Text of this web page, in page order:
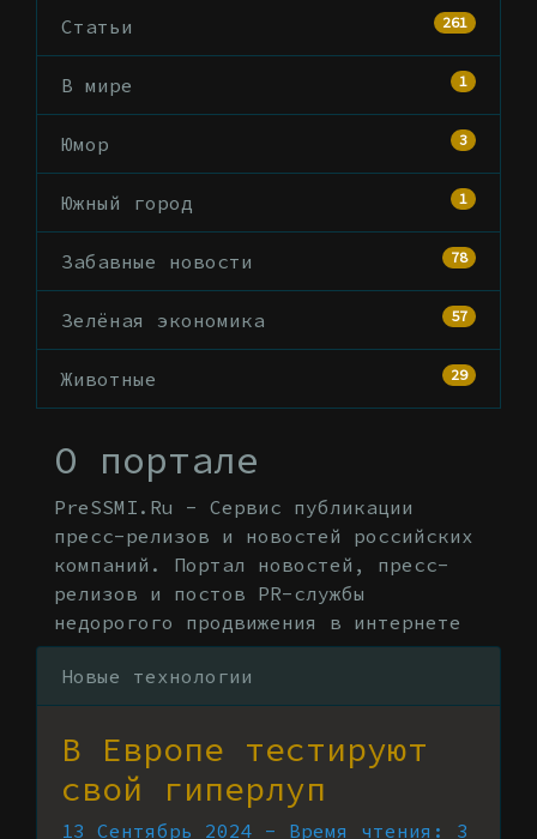
Статьи 261
В мире 1
Юмор 3
Южный город 1
Забавные новости 78
Зелёная экономика 57
Животные 29
О портале
PreSSMI.Ru - Сервис публикации
пресс-релизов и новостей российских
компаний. Портал новостей, пресс-
релизов и постов PR-службы
недорогого продвижения в интернете
Новые технологии
В Европе тестируют
свой гиперлуп
13 Сентябрь 2024 - Время чтения: 3